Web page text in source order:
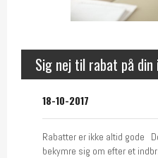
Sig nej til rabat på
18-10-2017
Rabatter er ikke altid gode
bekymre sig om efter et